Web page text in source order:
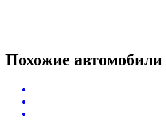
Похожие автомобили